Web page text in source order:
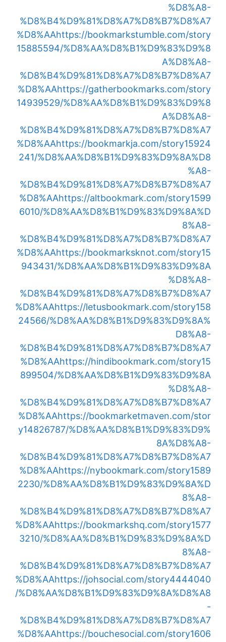
%D8%A8-
%D8%B4%D9%81%D8%A7%D8%B7%D8%A7
%D8%AAhttps://bookmarkstumble.com/story
15885594/%D8%AA%D8%B1%D9%83%D9%8
A%D8%A8-
%D8%B4%D9%81%D8%A7%D8%B7%D8%A7
%D8%AAhttps://gatherbookmarks.com/story
14939529/%D8%AA%D8%B1%D9%83%D9%8
A%D8%A8-
%D8%B4%D9%81%D8%A7%D8%B7%D8%A7
%D8%AAhttps://bookmarkja.com/story15924
241/%D8%AA%D8%B1%D9%83%D9%8A%D8
%A8-
%D8%B4%D9%81%D8%A7%D8%B7%D8%A7
%D8%AAhttps://altbookmark.com/story1599
6010/%D8%AA%D8%B1%D9%83%D9%8A%D
8%A8-
%D8%B4%D9%81%D8%A7%D8%B7%D8%A7
%D8%AAhttps://bookmarksknot.com/story15
943431/%D8%AA%D8%B1%D9%83%D9%8A
%D8%A8-
%D8%B4%D9%81%D8%A7%D8%B7%D8%A7
%D8%AAhttps://letusbookmark.com/story158
24566/%D8%AA%D8%B1%D9%83%D9%8A%
D8%A8-
%D8%B4%D9%81%D8%A7%D8%B7%D8%A7
%D8%AAhttps://hindibookmark.com/story15
899504/%D8%AA%D8%B1%D9%83%D9%8A
%D8%A8-
%D8%B4%D9%81%D8%A7%D8%B7%D8%A7
%D8%AAhttps://bookmarketmaven.com/stor
y14826787/%D8%AA%D8%B1%D9%83%D9%
8A%D8%A8-
%D8%B4%D9%81%D8%A7%D8%B7%D8%A7
%D8%AAhttps://nybookmark.com/story1589
2230/%D8%AA%D8%B1%D9%83%D9%8A%D
8%A8-
%D8%B4%D9%81%D8%A7%D8%B7%D8%A7
%D8%AAhttps://bookmarkshq.com/story1577
3210/%D8%AA%D8%B1%D9%83%D9%8A%D
8%A8-
%D8%B4%D9%81%D8%A7%D8%B7%D8%A7
%D8%AAhttps://johsocial.com/story4444040
/%D8%AA%D8%B1%D9%83%D9%8A%D8%A8
-
%D8%B4%D9%81%D8%A7%D8%B7%D8%A7
%D8%AAhttps://bouchesocial.com/story1606